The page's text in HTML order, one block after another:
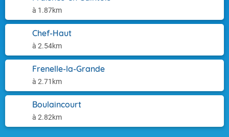
à 1.87km
Chef-Haut
à 2.54km
Frenelle-la-Grande
à 2.71km
Boulaincourt
à 2.82km